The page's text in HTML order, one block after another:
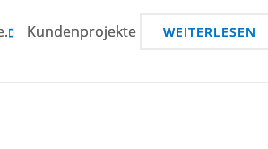
Kundenprojekte WEITERLESEN